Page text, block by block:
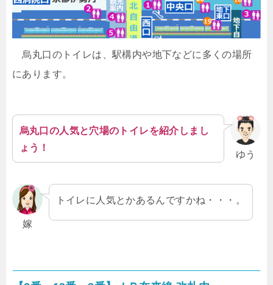
烏丸口のトイレは、駅構内や地下などに多くの場所
にあります。
ゆう
烏丸口の人気と穴場のトイレを紹介しまし
ょう！
嫁
トイレに人気とかあるんですかね・・・。